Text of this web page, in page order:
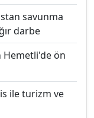
savunma
darbe
Hemetli'de ön
ile turizm ve